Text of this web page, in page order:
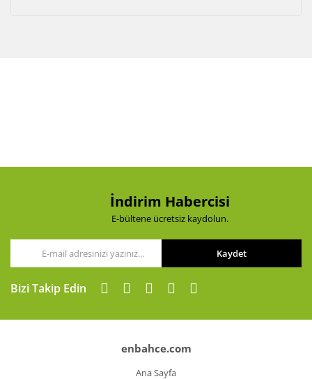
İndirim Habercisi
E-bültene ücretsiz kaydolun.
Kaydet
Bizi Takip Edin
enbahce.com
Ana Sayfa